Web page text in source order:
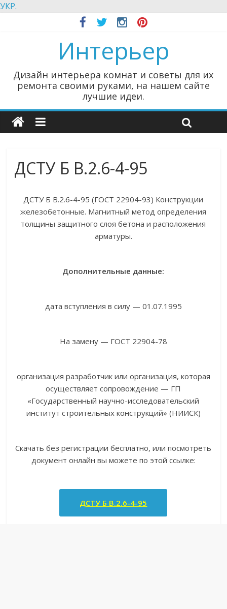
УКР.
Интерьер
Дизайн интерьера комнат и советы для их
ремонта своими руками, на нашем сайте
лучшие идеи.
ДСТУ Б В.2.6-4-95
ДСТУ Б В.2.6-4-95 (ГОСТ 22904-93) Конструкции
железобетонные. Магнитный метод определения
толщины защитного слоя бетона и расположения
арматуры.
Дополнительные данные:
дата вступления в силу — 01.07.1995
На замену — ГОСТ 22904-78
организация разработчик или организация, которая
осуществляет сопровождение — ГП
«Государственный научно-исследовательский
институт строительных конструкций» (НИИСК)
Скачать без регистрации бесплатно, или посмотреть
документ онлайн вы можете по этой ссылке:
ДСТУ Б В.2.6-4-95